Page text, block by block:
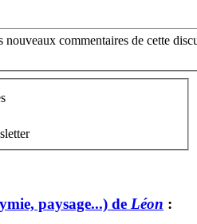
nouveaux commentaires de cette
paysage...) de Léon :